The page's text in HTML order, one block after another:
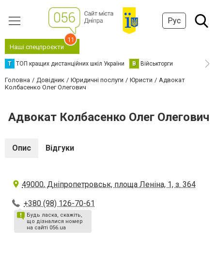
Рус
Наші спецпроєкти
11
Т ТОП кращих дистанційних шкіл України В Військторги
Головна Довідник Юридичні послуги Юристи
Адвокат
Колбасенко Олег Олегович
Адвокат Колбасенко Олег Олегович
Опис Відгуки
49000, Дніпропетровськ, площа Леніна, 1, з. 364
+380 (98) 126-70-61
Будь ласка, скажіть,
що дізналися номер
на сайті 056.ua